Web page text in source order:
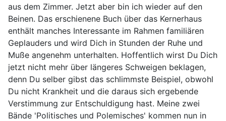
aus dem Zimmer. Jetzt aber bin ich wieder auf den
Beinen. Das erschienene Buch über das Kernerhaus
enthält manches Interessante im Rahmen familiären
Geplauders und wird Dich in Stunden der Ruhe und
Muße angenehm unterhalten. Hoffentlich wirst Du Dich
jetzt nicht mehr über längeres Schweigen beklagen,
denn Du selber gibst das schlimmste Beispiel, obwohl
Du nicht Krankheit und die daraus sich ergebende
Verstimmung zur Entschuldigung hast. Meine zwei
Bände 'Politisches und Polemisches' kommen nun in